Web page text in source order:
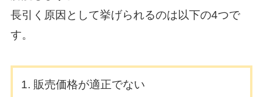
長引く原因として挙げられるのは以下の4つで
す。
販売価格が適正でない